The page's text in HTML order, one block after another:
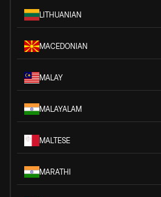
LITHUANIAN
MACEDONIAN
MALAY
MALAYALAM
MALTESE
MARATHI